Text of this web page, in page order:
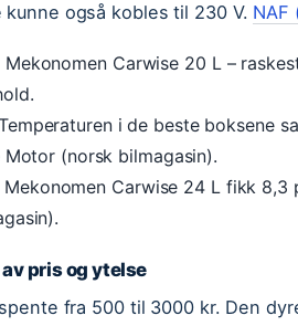
også kobles til 230 V. NAF
Mekonomen Carwise 20 L –
i de beste boksene
(norsk bilmagasin).
Mekonomen Carwise 24 L fikk
pris og ytelse
fra 500 til 3000 kr. Den